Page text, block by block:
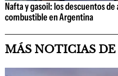
Nafta y gasoil: los descuentos
combustible en Argentina
MÁS NOTICIAS DE